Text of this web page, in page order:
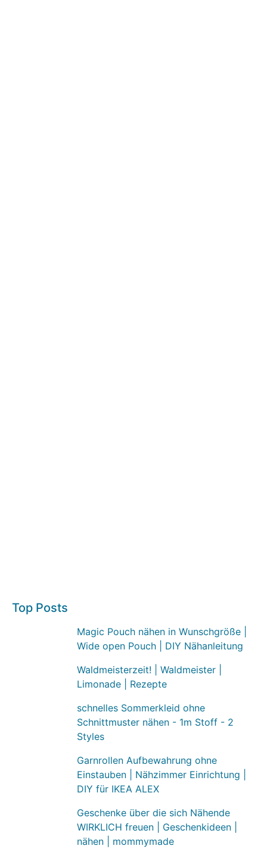
Top Posts
Magic Pouch nähen in Wunschgröße |
Wide open Pouch | DIY Nähanleitung
Waldmeisterzeit! | Waldmeister |
Limonade | Rezepte
schnelles Sommerkleid ohne
Schnittmuster nähen - 1m Stoff - 2
Styles
Garnrollen Aufbewahrung ohne
Einstauben | Nähzimmer Einrichtung |
DIY für IKEA ALEX
Geschenke über die sich Nähende
WIRKLICH freuen | Geschenkideen |
nähen | mommymade